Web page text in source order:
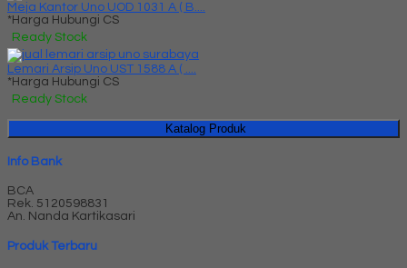
Meja Kantor Uno UOD 1031 A ( B....
*Harga Hubungi CS
Ready Stock
Lemari Arsip Uno UST 1588 A ( ....
*Harga Hubungi CS
Ready Stock
Katalog Produk
Info Bank
BCA
Rek. 5120598831
An. Nanda Kartikasari
Produk Terbaru